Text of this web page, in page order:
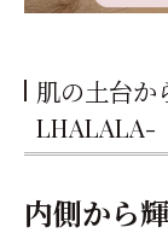
肌の土台
LHALALA-
内側から